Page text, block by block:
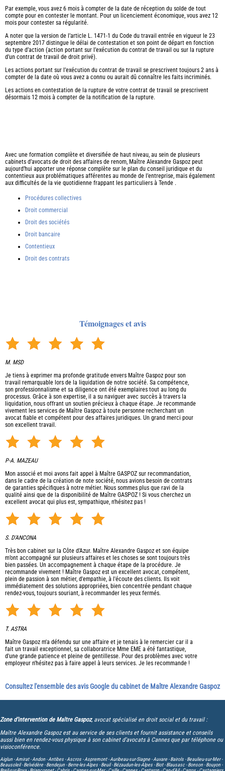
Par exemple, vous avez 6 mois à compter de la date de réception du solde de tout
compte pour en contester le montant. Pour un licenciement économique, vous avez 12
mois pour contester sa régularité.
A noter que la version de l’article L. 1471-1 du Code du travail entrée en vigueur le 23
septembre 2017 distingue le délai de contestation et son point de départ en fonction
du type d’action (action portant sur l’exécution du contrat de travail ou sur la rupture
d’un contrat de travail de droit privé).
Les actions portant sur l’exécution du contrat de travail se prescrivent toujours 2 ans à
compter de la date où vous avez a connu ou aurait dû connaître les faits incriminés.
Les actions en contestation de la rupture de votre contrat de travail se prescrivent
désormais 12 mois à compter de la notification de la rupture.
Avec une formation complète et diversifiée de haut niveau, au sein de plusieurs
cabinets d’avocats de droit des affaires de renom, Maître Alexandre Gaspoz peut
aujourd’hui apporter une réponse complète sur le plan du conseil juridique et du
contentieux aux problématiques afférentes au monde de l’entreprise, mais également
aux difficultés de la vie quotidienne frappant les particuliers à Tende .
Procédures collectives
Droit commercial
Droit des sociétés
Droit bancaire
Contentieux
Droit des contrats
Témoignages et avis
M. MSD
Je tiens à exprimer ma profonde gratitude envers Maître Gaspoz pour son
travail remarquable lors de la liquidation de notre société. Sa compétence,
son professionnalisme et sa diligence ont été exemplaires tout au long du
processus. Grâce à son expertise, il a su naviguer avec succès à travers la
liquidation, nous offrant un soutien précieux à chaque étape. Je recommande
vivement les services de Maître Gaspoz à toute personne recherchant un
avocat fiable et compétent pour des affaires juridiques. Un grand merci pour
son excellent travail.
P-A. MAZEAU
Mon associé et moi avons fait appel à Maître GASPOZ sur recommandation,
dans le cadre de la création de note société, nous avions besoin de contrats
de garanties spécifiques à notre métier. Nous sommes plus que ravi de la
qualité ainsi que de la disponibilité de Maître GASPOZ ! Si vous cherchez un
excellent avocat qui plus est, sympathique, n'hésitez pas !
S. D'ANCONA
Très bon cabinet sur la Côte d’Azur. Maître Alexandre Gaspoz et son équipe
m’ont accompagné sur plusieurs affaires et les choses se sont toujours très
bien passées. Un accompagnement à chaque étape de la procédure. Je
recommande vivement ! Maître Gaspoz est un excellent avocat, compétent,
plein de passion à son métier, d'empathie, à l'écoute des clients. Ils voit
immédiatement des solutions appropriées, bien concentrée pendant chaque
rendez-vous, toujours souriant, à recommander les yeux fermés.
T. ASTRA
Maître Gaspoz m'a défendu sur une affaire et je tenais à le remercier car il a
fait un travail exceptionnel, sa collaboratrice Mme EME a été fantastique,
d'une grande patience et pleine de gentillesse. Pour des problèmes avec votre
employeur n'hésitez pas à faire appel à leurs services. Je les recommande !
Consultez l'ensemble des avis Google du cabinet de Maître Alexandre Gaspoz
Zone d’intervention de Maître Gaspoz, avocat spécialisé en droit social et du travail :
Maître Alexandre Gaspoz est au service de ses clients et fournit assistance et conseils
aussi bien en rendez-vous physique à son cabinet d’avocats à Cannes que par téléphone ou
visioconférence.
Aiglun -Amirat -Andon -Antibes -Ascros -Aspremont -Auribeau-sur-Siagne -Auvare -Bairols -Beaulieu-sur-Mer -
Beausoleil -Belvédère -Bendejun -Berre-les-Alpes -Beuil -Bézaudun-les-Alpes -Biot -Blausasc -Bonson -Bouyon -